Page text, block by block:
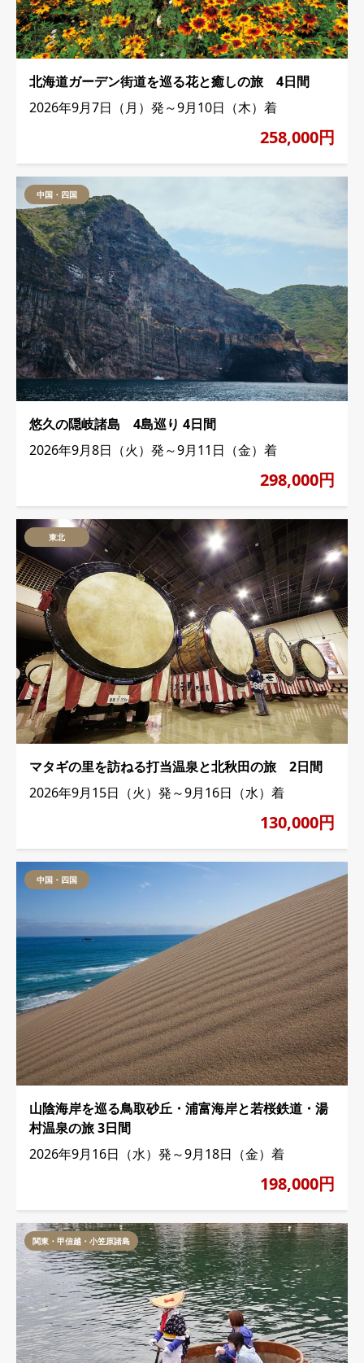
北海道ガーデン街道を巡る花と癒しの旅 4日間
2026年9月7日（月）発～9月10日（木）着
258,000円
中国・四国
悠久の隠岐諸島 4島巡り 4日間
2026年9月8日（火）発～9月11日（金）着
298,000円
東北
マタギの里を訪ねる打当温泉と北秋田の旅 2日間
2026年9月15日（火）発～9月16日（水）着
130,000円
中国・四国
山陰海岸を巡る鳥取砂丘・浦富海岸と若桜鉄道・湯
村温泉の旅 3日間
2026年9月16日（水）発～9月18日（金）着
198,000円
関東・甲信越・小笠原諸島